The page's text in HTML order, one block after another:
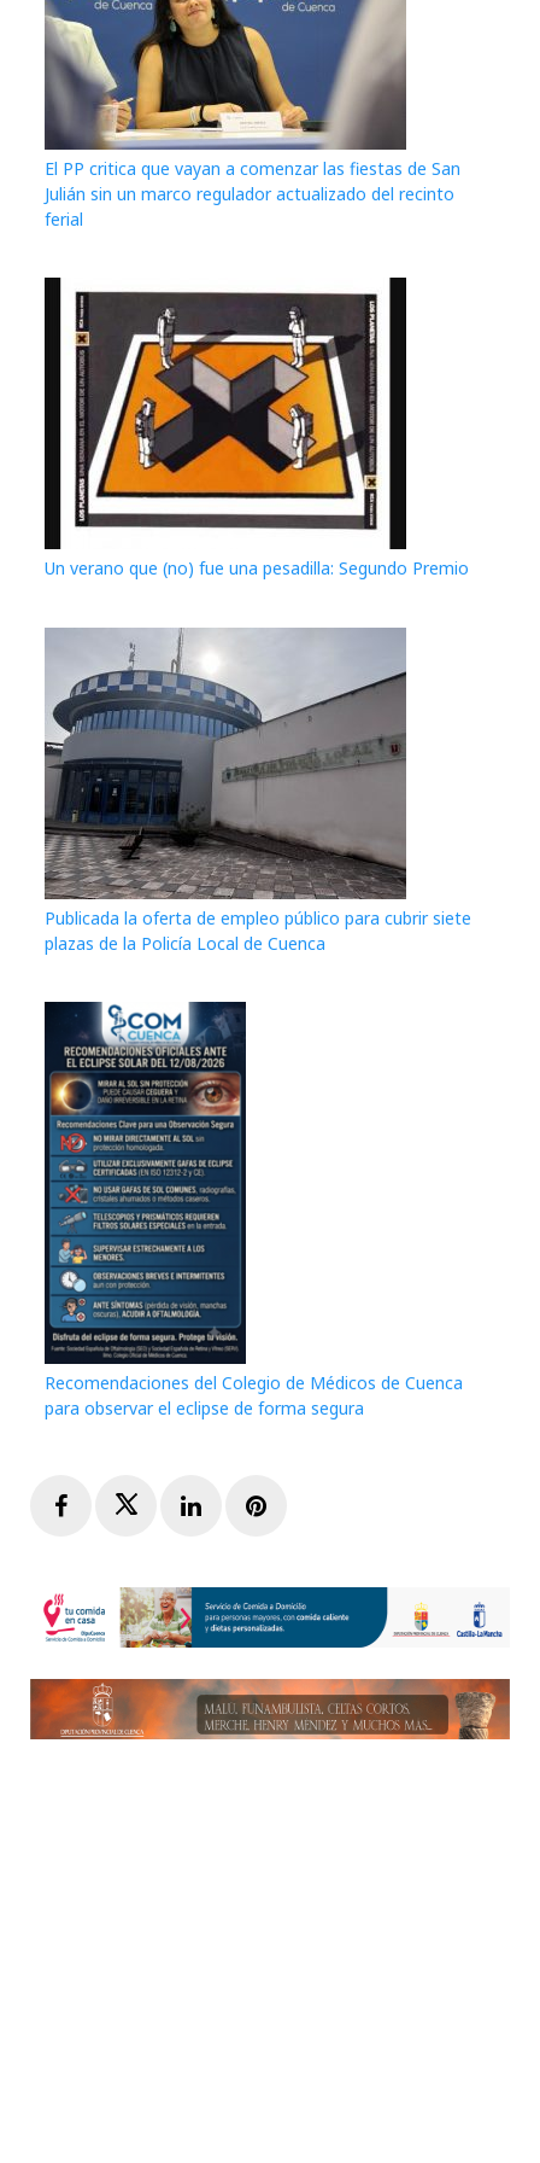
El PP critica que vayan a comenzar las fiestas de San
Julián sin un marco regulador actualizado del recinto
ferial
Un verano que (no) fue una pesadilla: Segundo Premio
Publicada la oferta de empleo público para cubrir siete
plazas de la Policía Local de Cuenca
Recomendaciones del Colegio de Médicos de Cuenca
para observar el eclipse de forma segura
FacebookTwitterLinkedInPinterest